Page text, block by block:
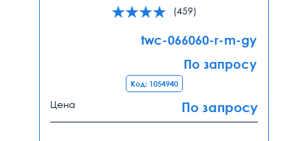
(459)
twc-066060-r-m-gy
По запросу
Код: 1054940
Цена По запросу